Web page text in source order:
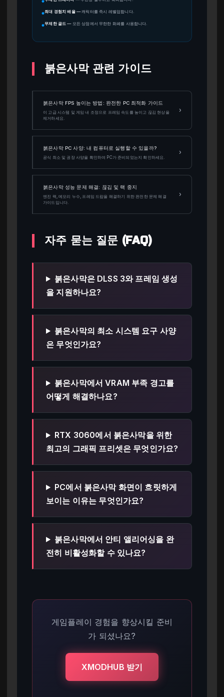
●
●최대 경험치 배율—캐릭터를 즉시 레벨업합니다.
●무제한 골드 — 모든 상점에서 무한한 화폐를 사용합니다.
붉은사막 관련 가이드
붉은사막 FPS 높이는 방법: 완전한 PC 최적화 가이드
이 고급 시스템 및 게임 내 조정으로 프레임 속도를 높이고 끊김 현상을
제거하세요.
›
붉은사막 PC 사양: 내 컴퓨터로 실행할 수 있을까?
공식 최소 및 권장 사양을 확인하여 PC가 준비되었는지 확인하세요.
›
붉은사막 성능 문제 해결: 끊김 및 랙 중지
엔진 랙, 메모리 누수, 프레임 드랍을 해결하기 위한 완전한 문제 해결
가이드입니다.
›
자주 묻는 질문 (FAQ)
붉은사막은 DLSS 3와 프레임 생성
을 지원하나요?
붉은사막의 최소 시스템 요구 사양
은 무엇인가요?
붉은사막에서 VRAM 부족 경고를
어떻게 해결하나요?
RTX 3060에서 붉은사막을 위한
최고의 그래픽 프리셋은 무엇인가요?
PC에서 붉은사막 화면이 흐릿하게
보이는 이유는 무엇인가요?
붉은사막에서 안티 앨리어싱을 완
전히 비활성화할 수 있나요?
게임플레이 경험을 향상시킬 준비
가 되셨나요?
XMODHUB 받기